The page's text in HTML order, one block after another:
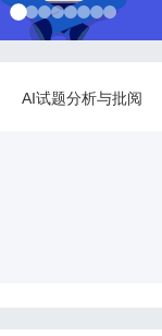
AI试题分析与批阅